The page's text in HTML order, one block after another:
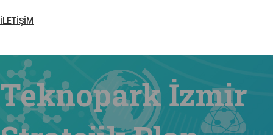
İLETİŞİM
Teknopark İzmir